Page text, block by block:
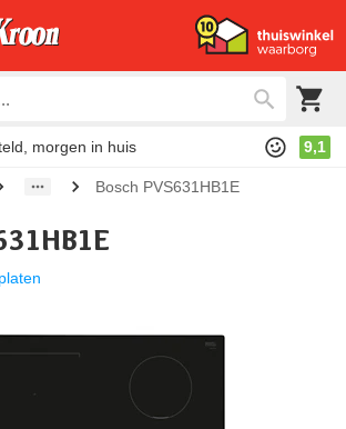
morgen in huis 9,1
Bosch PVS631HB1E